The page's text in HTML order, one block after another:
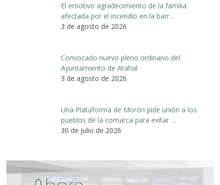
El emotivo agradecimiento de la familia
afectada por el incendio en la barr…
3 de agosto de 2026
Convocado nuevo pleno ordinario del
Ayuntamiento de Arahal
3 de agosto de 2026
Una Plataforma de Morón pide unión a los
pueblos de la comarca para evitar …
30 de julio de 2026